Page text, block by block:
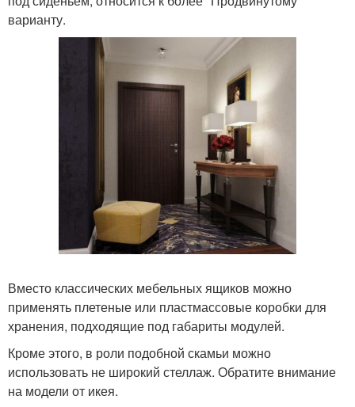
варианту.
Вместо классических мебельных ящиков можно
применять плетеные или пластмассовые коробки для
хранения, подходящие под габариты модулей.
Кроме этого, в роли подобной скамьи можно
использовать не широкий стеллаж. Обратите внимание
на модели от икея.